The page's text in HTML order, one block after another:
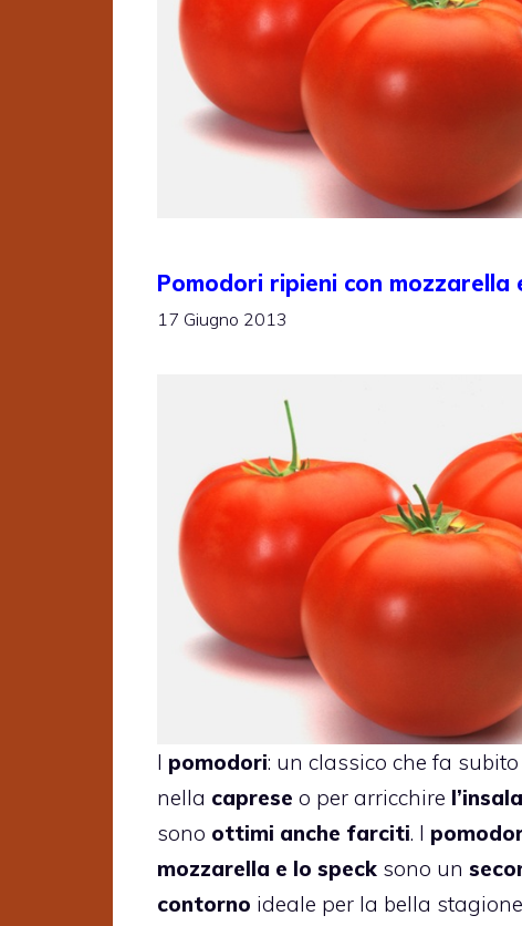
Pomodori ripieni con mozzarella
17 Giugno 2013
I pomodori: un classico che fa
nella caprese o per arricchire
sono ottimi anche farciti. I
mozzarella e lo speck sono un
contorno ideale per la bella